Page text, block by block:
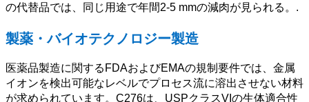
の代替品では、同じ用途で年間2-5 mmの減肉が見られる。.
製薬・バイオテクノロジー製造
医薬品製造に関するFDAおよびEMAの規制要件では、金属
イオンを検出可能なレベルでプロセス流に溶出させない材料
が求められています。C276は、USPクラスVIの生体適合性